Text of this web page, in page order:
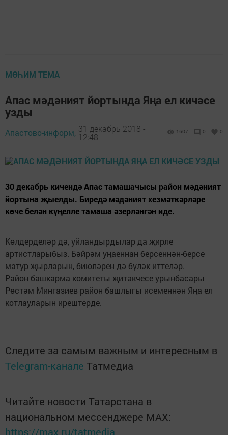
МӨҺИМ ТЕМА
Апас мәдәният йортында Яңа ел кичәсе
узды
Апастово-информ, 31 декабрь 2018 -
12:48
1607 0 0
30 декабрь кичендә Апас тамашачысы район мәдәният
йортына җыелды. Биредә мәдәният хезмәткәрләре
көче белән күңелле тамаша әзерләнгән иде.
Көлдерделәр дә, уйландырдылар да җирле
артистларыбыз. Бәйрәм уңаеннан берсеннән-берсе
матур җырларын, биюләрен дә бүләк иттеләр.
Район башкарма комитеты җитәкчесе урынбасары
Рөстәм Мингазиев район башлыгы исеменнән Яңа ел
котлауларын ирештерде.
Следите за самым важным и интересным в
Telegram-канале Татмедиа
Читайте новости Татарстана в
национальном мессенджере MАХ:
https://max.ru/tatmedia